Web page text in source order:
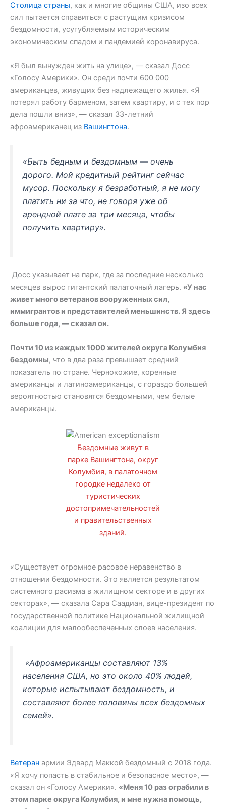
Столица страны, как и многие общины США, изо всех
сил пытается справиться с растущим кризисом
бездомности, усугубляемым историческим
экономическим спадом и пандемией коронавируса.
«Я был вынужден жить на улице», — сказал Досс
«Голосу Америки». Он среди почти 600 000
американцев, живущих без надлежащего жилья. «Я
потерял работу барменом, затем квартиру, и с тех пор
дела пошли вниз», — сказал 33-летний
афроамериканец из Вашингтона.
«Быть ​​бедным и бездомным — очень
дорого. Мой кредитный рейтинг сейчас
мусор. Поскольку я безработный, я не могу
платить ни за что, не говоря уже об
арендной плате за три месяца, чтобы
получить квартиру».
Досс указывает на парк, где за последние несколько
месяцев вырос гигантский палаточный лагерь. «У нас
живет много ветеранов вооруженных сил,
иммигрантов и представителей меньшинств. Я здесь
больше года, — сказал он.
Почти 10 из каждых 1000 жителей округа Колумбия
бездомны, что в два раза превышает средний
показатель по стране. Чернокожие, коренные
американцы и латиноамериканцы, с гораздо большей
вероятностью становятся бездомными, чем белые
американцы.
Бездомные живут в
парке Вашингтона, округ
Колумбия, в палаточном
городке недалеко от
туристических
достопримечательностей
и правительственных
зданий.
«Существует огромное расовое неравенство в
отношении бездомности. Это является результатом
системного расизма в жилищном секторе и в других
секторах», — сказала Сара Саадиан, вице-президент по
государственной политике Национальной жилищной
коалиции для малообеспеченных слоев населения.
«Афроамериканцы составляют 13%
населения США, но это около 40% людей,
которые испытывают бездомность, и
составляют более половины всех бездомных
семей».
Ветеран армии Эдвард Маккой бездомный с 2018 года.
«Я хочу попасть в стабильное и безопасное место», —
сказал он «Голосу Америки». «Меня 10 раз ограбили в
этом парке округа Колумбия, и мне нужна помощь,